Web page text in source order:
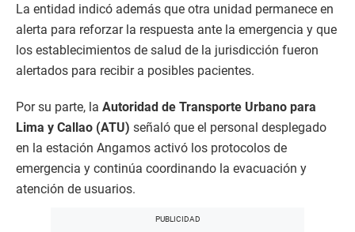
La entidad indicó además que otra unidad permanece en
alerta para reforzar la respuesta ante la emergencia y que
los establecimientos de salud de la jurisdicción fueron
alertados para recibir a posibles pacientes.
Por su parte, la Autoridad de Transporte Urbano para
Lima y Callao (ATU) señaló que el personal desplegado
en la estación Angamos activó los protocolos de
emergencia y continúa coordinando la evacuación y
atención de usuarios.